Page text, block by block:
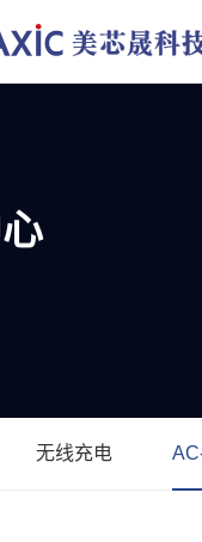
无线充电